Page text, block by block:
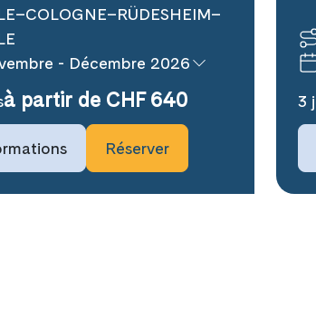
- Décembre 2026
à partir de CHF 640
Réserver
3